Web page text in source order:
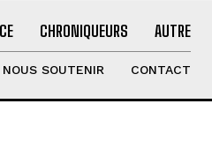
CHRONIQUEURS AUTRE
NOUS SOUTENIR CONTACT